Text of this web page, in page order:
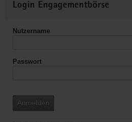
Informationen
Login Engagementbörse
Nutzername
Passwort
Anmelden